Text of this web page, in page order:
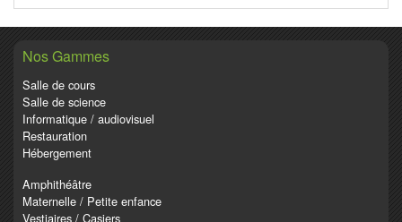
Nos Gammes
Salle de cours
Salle de science
Informatique / audiovisuel
Restauration
Hébergement
Amphithéâtre
Maternelle / Petite enfance
Vestiaires / Casiers